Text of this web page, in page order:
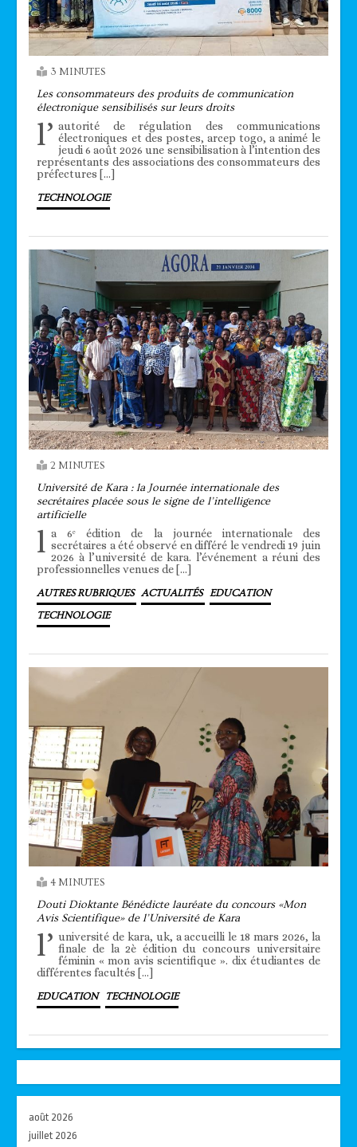
3 MINUTES
Les consommateurs des produits de communication
électronique sensibilisés sur leurs droits
l’ autorité de régulation des communications
électroniques et des postes, arcep togo, a animé le
jeudi 6 août 2026 une sensibilisation à l’intention des
représentants des associations des consommateurs des
préfectures […]
TECHNOLOGIE
2 MINUTES
Université de Kara : la Journée internationale des
secrétaires placée sous le signe de l’intelligence
artificielle
l a 6ᵉ édition de la journée internationale des
secrétaires a été observé en différé le vendredi 19 juin
2026 à l’université de kara. l’événement a réuni des
professionnelles venues de […]
AUTRES RUBRIQUES ACTUALITÉS EDUCATION
TECHNOLOGIE
4 MINUTES
Douti Dioktante Bénédicte lauréate du concours «Mon
Avis Scientifique» de l’Université de Kara
l’ université de kara, uk, a accueilli le 18 mars 2026, la
finale de la 2è édition du concours universitaire
féminin « mon avis scientifique ». dix étudiantes de
différentes facultés […]
EDUCATION TECHNOLOGIE
août 2026
juillet 2026